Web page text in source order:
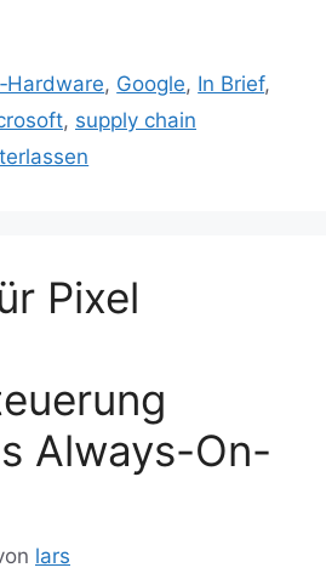
, Google, In Brief,
, supply chain
Pixel
Always-On-
lars